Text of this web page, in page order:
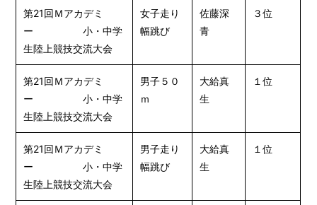
第21回Ｍアカデミ
ー 小・中学
生陸上競技交流大会
女子走り
幅跳び
佐藤深
青
３位
第21回Ｍアカデミ
ー 小・中学
生陸上競技交流大会
男子５０
ｍ
大給真
生
１位
第21回Ｍアカデミ
ー 小・中学
生陸上競技交流大会
男子走り
幅跳び
大給真
生
１位